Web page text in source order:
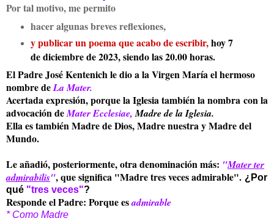
Por tal motivo, me permito
hacer algunas breves reflexiones,
y publicar un poema que acabo de escribir,hoy 7
de diciembre de 2023, siendo las 20.00 horas.
El Padre José Kentenich le dio a la Virgen María el hermoso
nombre deLa Mater.
Acertada expresión, porque la Iglesia también la nombra con la
advocación deMater Ecclesiae,Madre de la Iglesia.
Ella es también Madre de Dios, Madre nuestra y Madre del
Mundo.
Le añadió, posteriormente, otra denominación más: "Mater ter
admirabilis", que significa "Madre tres veces admirable". ¿Por
qué "tres veces"?
Responde el Padre: Porque esadmirable
* Como Madre